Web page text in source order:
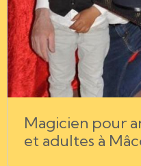
Magicien pour
et adultes à